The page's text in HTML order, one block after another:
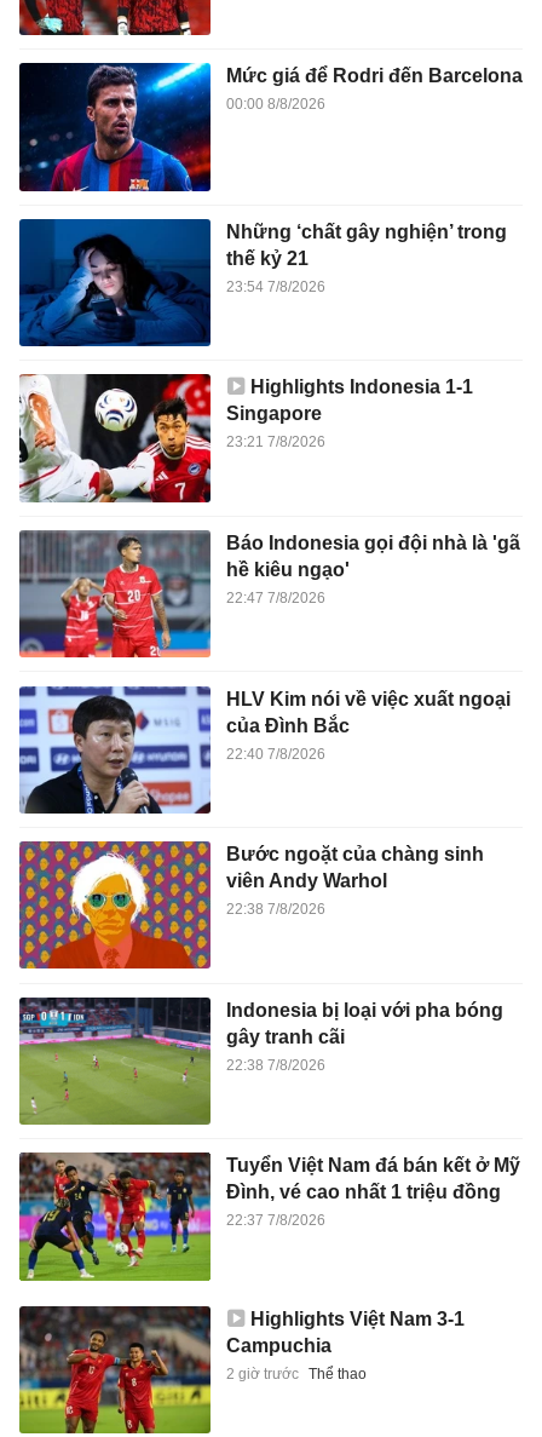
Mức giá để Rodri đến Barcelona
00:00 8/8/2026
Những ‘chất gây nghiện’ trong
thế kỷ 21
23:54 7/8/2026
Highlights Indonesia 1-1
Singapore
23:21 7/8/2026
Báo Indonesia gọi đội nhà là 'gã
hề kiêu ngạo'
22:47 7/8/2026
HLV Kim nói về việc xuất ngoại
của Đình Bắc
22:40 7/8/2026
Bước ngoặt của chàng sinh
viên Andy Warhol
22:38 7/8/2026
Indonesia bị loại với pha bóng
gây tranh cãi
22:38 7/8/2026
Tuyển Việt Nam đá bán kết ở Mỹ
Đình, vé cao nhất 1 triệu đồng
22:37 7/8/2026
Highlights Việt Nam 3-1
Campuchia
2 giờ trước Thể thao